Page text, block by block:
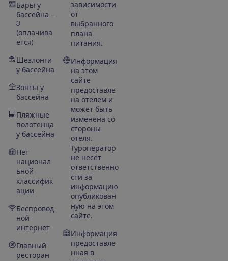
Бары у
бассейна –
3
(оплачива
ется)
Шезлонги
у бассейна
Зонты у
бассейна
Пляжные
полотенца
у бассейна
Нет
национал
ьной
классифик
ации
Беспровод
ной
интернет
Главный
ресторан
зависимости
от
выбранного
плана
питания.
Информация
на этом
сайте
предоставле
на отелем и
может быть
изменена со
стороны
отеля.
Туроператор
не несёт
ответственно
сти за
информацию
опубликован
ную на этом
сайте.
Информация
предоставле
нная в